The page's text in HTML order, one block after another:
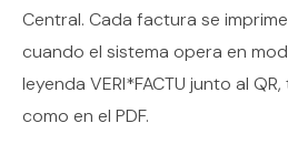
Central. Cada factura se
cuando el sistema opera en
leyenda VERI*FACTU junto al
como en el PDF.